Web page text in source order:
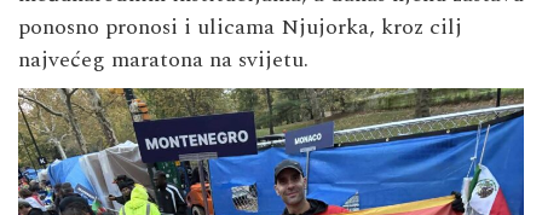
ponosno pronosi i ulicama Njujorka, kroz cilj
najvećeg maratona na svijetu.